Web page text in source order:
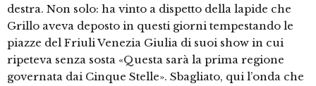
destra. Non solo: ha vinto a dispetto della lapide che
Grillo aveva deposto in questi giorni tempestando le
piazze del Friuli Venezia Giulia di suoi show in cui
ripeteva senza sosta «Questa sarà la prima regione
governata dai Cinque Stelle». Sbagliato, qui l’onda che